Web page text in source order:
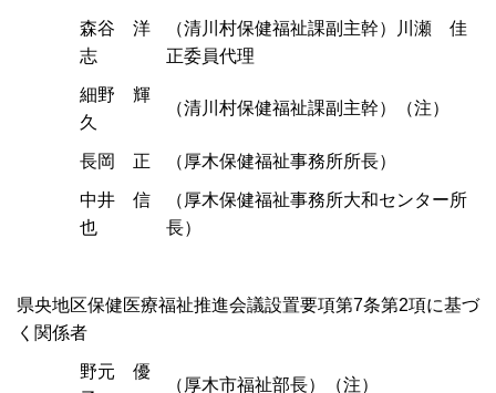
森谷 洋
志
（清川村保健福祉課副主幹）川瀬 佳
正委員代理
細野 輝
久
（清川村保健福祉課副主幹）（注）
長岡 正 （厚木保健福祉事務所所長）
中井 信
也
（厚木保健福祉事務所大和センター所
長）
県央地区保健医療福祉推進会議設置要項第7条第2項に基づ
く関係者
野元 優
（厚木市福祉部長）（注）